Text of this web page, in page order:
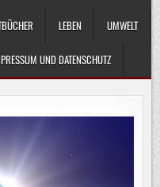
LEBEN UMWELT
UND DATENSCHUTZ